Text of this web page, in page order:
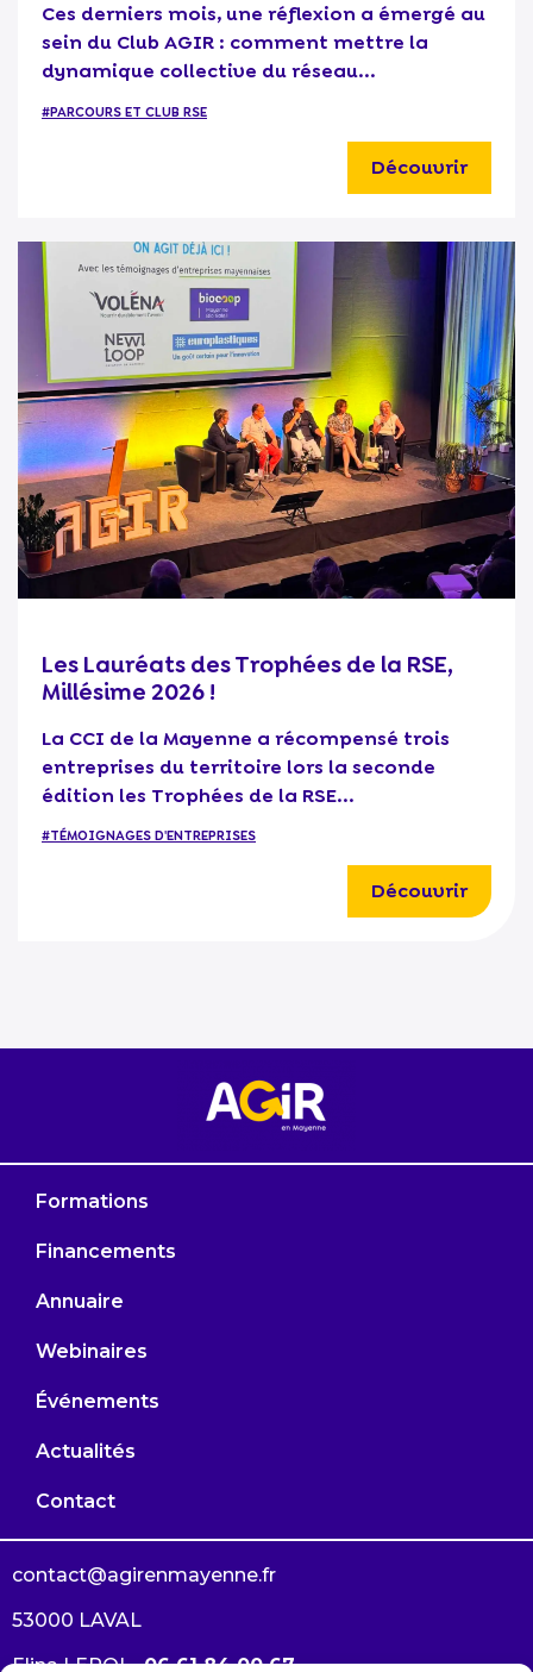
Ces derniers mois, une réflexion a émergé au
sein du Club AGIR : comment mettre la
dynamique collective du réseau...
#PARCOURS ET CLUB RSE
Découvrir
Les Lauréats des Trophées de la RSE,
Millésime 2026 !
La CCI de la Mayenne a récompensé trois
entreprises du territoire lors la seconde
édition les Trophées de la RSE...
#TÉMOIGNAGES D'ENTREPRISES
Découvrir
Formations
Financements
Annuaire
Webinaires
Événements
Actualités
Contact
contact@agirenmayenne.fr
53000 LAVAL
Elina LEROI –06 61 84 00 67